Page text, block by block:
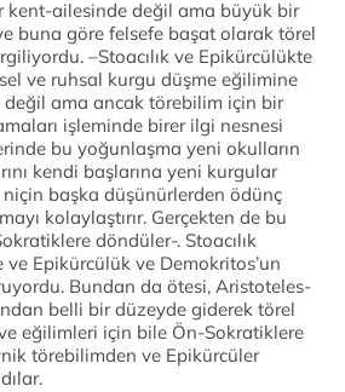
kent-ailesinde değil ama büyük bir
buna göre felsefe başat olarak törel
–Stoacılık ve Epikürcülükte
ve ruhsal kurgu düşme eğilimine
ama ancak törebilim için bir
işleminde birer ilgi nesnesi
bu yoğunlaşma yeni okulların
kendi başlarına yeni kurgular
başka düşünürlerden ödünç
kolaylaştırır. Gerçekten de bu
döndüler-. Stoacılık
Epikürcülük ve Demokritos’un
Bundan da ötesi, Aristoteles-
belli bir düzeyde giderek törel
eğilimleri için bile Ön-Sokratiklere
törebilimden ve Epikürcüler